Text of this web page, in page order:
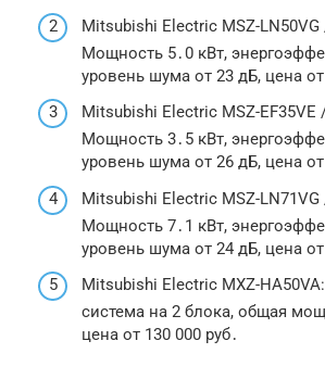
Mitsubishi Electric MSZ-LN50VG
Мощность 5․0 кВт,
уровень шума от 23 дБ, цена от
Mitsubishi Electric MSZ-EF35VE
Мощность 3․5 кВт,
уровень шума от 26 дБ, цена от
Mitsubishi Electric MSZ-LN71VG
Мощность 7․1 кВт,
уровень шума от 24 дБ, цена от
Mitsubishi Electric MXZ-
система на 2 блока, общая
цена от 130 000 руб․